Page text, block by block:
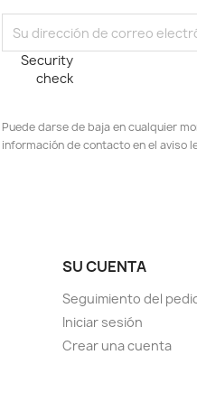
Security
check
Puede darse de baja en cualquier
información de contacto en el aviso
SU CUENTA
Seguimiento del
Iniciar sesión
Crear una cuenta